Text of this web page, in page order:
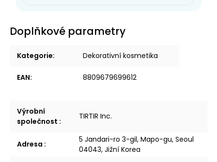
Doplňkové parametry
Kategorie: Dekorativní kosmetika
EAN: 8809679699612
Výrobní
společnost :
TIRTIR Inc.
Adresa :
5 Jandari-ro 3-gil, Mapo-gu, Seoul
04043, Jižní Korea